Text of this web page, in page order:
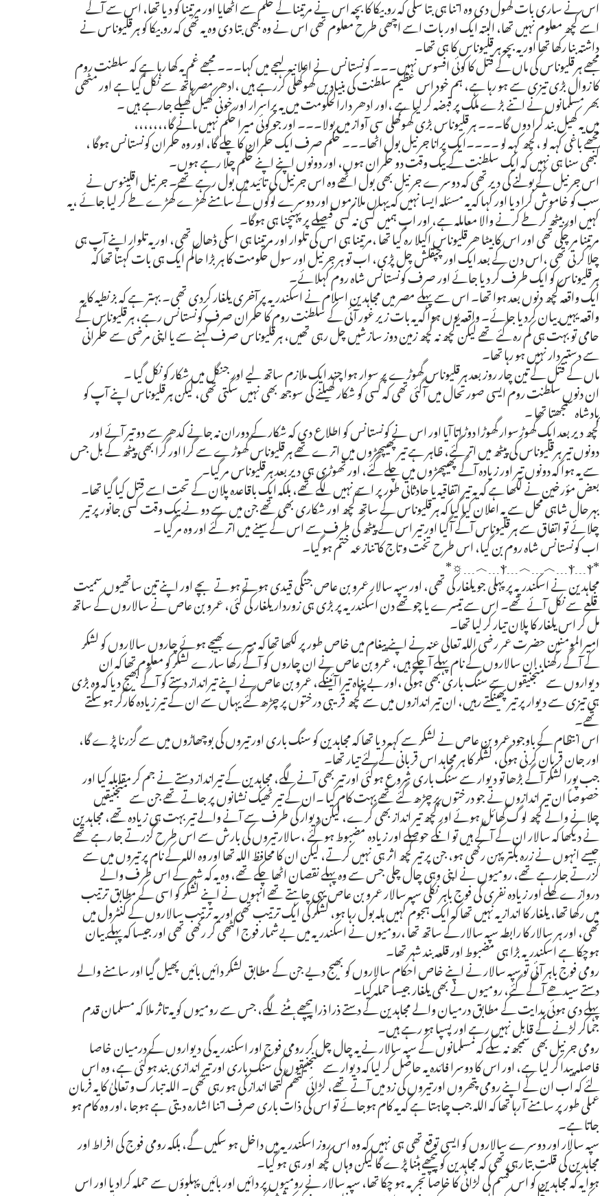
اسے کچھ معلوم نہیں تھا، البتہ ایک اور بات اسے اچھی طرح معلوم تھی اس نے وہ بھی بتا دی وہ یہ تھی کہ روبیکا کو ہرقلیوناس نے
داشتہ بنا رکھا تھا اور یہ بچہ ہرقلیوناس کا ہی تھا۔
مجھے ہرقلیوناس کی ماں کے قتل کا کوئی افسوس نہیں۔۔۔ کونستانس نے اعلانیہ لہجے میں کہا۔۔۔ مجھے غم یہ کھا رہا ہے کہ سلطنت روم
کا زوال بڑی تیزی سے ہو رہا ہے، ہم خود اس عظیم سلطنت کی بنیادیں کھوکھلی کررہے ہیں ،ادھر مصر ہاتھ سے نکل گیا ہے اور مٹھی
بھر مسلمانوں نے اتنے بڑے ملک پر قبضہ کر لیا ہے ،اور ادھر دارالحکومت میں یہ پراسرار اور خونی کھیل کھیلے جارہے ہیں ۔
میں یہ کھیل بند کرا دوں گا۔۔۔ ہرقلیوناس بڑی کھوکھلی سی آواز میں بولا۔۔۔ اور جو کوئی میرا حکم نہیں مانے گا،،،،،،،
مجھے باغی کہہ لو ،کچھ کہہ لو ۔۔۔۔ایک پرانا جرنیل بول اٹھا۔۔۔ حکم صرف ایک حکمران کا چلے گا، اور وہ حکمران کونستانس ہوگا ،
کبھی سنا ہی نہیں کہ ایک سلطنت کے بیک وقت دو حکمران ہوں، اور دونوں اپنے اپنے حکم چلا رہے ہوں۔
اس جرنیل کے بولنے کی دیر تھی کہ دوسرے جرنیل بھی بول اٹھے وہ اس جرنیل کی تائید میں بول رہے تھے۔ جرنیل اقلینوس نے
سب کو خاموش کرا دیا اور کہا کہ یہ مسئلہ ایسا نہیں کہ یہاں ملازموں اور دوسرے لوگوں کے سامنے کھڑے کھڑے طے کر لیا جائے ،یہ
کہیں اور بیٹھ کر طے کرنے والا معاملہ ہے، اور اب ہمیں کسی نہ کسی فیصلے پر پہنچنا ہی ہوگا۔
مرتینا مر چکی تھی اور اس کا بیٹا ھرقلیوناس اکیلا رہ گیا تھا ،مرتینا ہی اس کی تلوار اور مرتینا ہی اسکی ڈھال تھی، اور یہ تلوار اپنے آپ ہی
چلا کرتی تھی ،اس دن کے بعد ایک اور چپقلش چل پڑی، اب تو ہر جرنیل اور سول حکومت کا ہر بڑا حاکم ایک ہی بات کہتا تھا کہ
ہرقلیوناس کو ایک طرف کر دیا جائے اور صرف کونستانس شاہ روم کہلائے۔
ایک واقعہ کچھ دنوں بعد ہوا تھا۔ اس سے پہلے مصر میں مجاہدین اسلام نے اسکندریہ پر آخری یلغار کردی تھی۔ بہتر ہے کہ بزنطیہ کا یہ
واقعہ یہیں بیان کردیا جائے۔ واقعہ یوں ہوا کہ یہ بات زیر غور آئی کے سلطنت روم کا حکمران صرف کونستانس رہے، ہرقلیوناس کے
حامی تو بہت ہی کم رہ گئے تھے لیکن کچھ نہ کچھ زمین دوز سازشیں چل رہی تھیں، ہرقلیوناس صرف کہنے سے یا اپنی مرضی سے حکمرانی
سے دستبردار نہیں ہو رہا تھا۔
ماں کے قتل کے تین چار روز بعد ہرقلیوناس گھوڑے پر سوار ہوا چند ایک ملازم ساتھ لیے اور جنگل میں شکار کو نکل گیا ۔
ان دنوں سلطنت روم ایسی صورتحال میں آگئی تھی کہ کسی کو شکار کھیلنے کی سوجھ بھی نہیں سکتی تھی، لیکن ہرقلیوناس اپنے آپ کو
بادشاہ سمجھتا تھا ۔
کچھ دیر بعد ایک گھوڑسوار گھوڑا دوڑاتا آیا اور اس نے کونستانس کو اطلاع دی کہ شکار کے دوران نہ جانے کدھر سے دو تیر آئے اور
دونوں تیر ہرقلیوناس کی پیٹھ میں اتر گئے، ظاہر ہے تیر پھیپھڑوں میں اترے تھے ہرقلیوناس گھوڑے سے گرا اور گرا بھی پیٹھ کے بل جس
سے یہ ہوا کہ دونوں تیر اور زیادہ آگے پھیپھڑوں میں چلے گئے، اور تھوڑی ہی دیر بعد ہرقلیوناس مر گیا۔
بعض مؤرخین نے لکھا ہے کہ یہ تیر اتفاقیہ یا حادثاتی طور پر اسے نہیں لگے تھے، بلکہ ایک باقاعدہ پلان کے تحت اسے قتل کیا گیا تھا۔
بہرحال شاہی محل سے یہ اعلان کیا گیا کہ ہرقلیوناس کے ساتھ کچھ اور شکاری بھی تھے جن میں سے دو نے بیک وقت کسی جانور پر تیر
چلائے تو اتفاق سے ہرقلیوناس آگے آگیا اور تیر اس کے پیٹھ کی طرف سے اس کے سینے میں اتر گئے اور وہ مر گیا ۔
اب کونستانس شاہ روم بن گیا، اس طرح تخت و تاج کا تنازعہ ختم ہو گیا۔
*ⲯ﹍︿﹍︿﹍ⲯ﹍ⲯ﹍︿﹍☼*
مجاہدین نے اسکندریہ پر پہلی جو یلغار کی تھی، اور سپہ سالار عمرو بن عاص جنگی قیدی ہوتے ہوتے بچے اور اپنے تین ساتھیوں سمیت
قلعے سے نکل آئے تھے۔ اس سے تیسرے یا چوتھے دن اسکندریہ پر بڑی ہی زوردار یلغار کی گئی، عمرو بن عاص نے سالاروں کے ساتھ
مل کر اس یلغار کا پلان تیار کر لیا تھا۔
امیرالمومنین حضرت عمر رضی اللہ تعالی عنہ نے اپنے پیغام میں خاص طور پر لکھا تھا کہ میرے بھیجے ہوئے چاروں سالاروں کو لشکر
کے آگے رکھنا، ان سالاروں کے نام پہلے آچکے ہیں، عمرو بن عاص نے ان چاروں کو آگے رکھا سارے لشکر کو معلوم تھا کہ ان
دیواروں سے منجنیقوں سے سنگ باری بھی ہوگی ،اور بے پناہ تیرا آئینگے، عمرو بن عاص نے اپنے تیرانداز دستے کو آگے بھیج دیا کہ وہ بڑی
ہی تیزی سے دیوار پر تیر پھینکتے رہیں، ان تیر اندازوں میں سے کچھ قریبی درختوں پر چڑھ گئے یہاں سے ان کے تیر زیادہ کارگر ہو سکتے
تھے۔
اس انتظام کے باوجود عمرو بن عاص نے لشکر سے کہہ دیا تھا کہ مجاہدین کو سنگ باری اور تیروں کی بوچھاڑوں میں سے گزرنا پڑے گا،
اور جان قربان کرنی ہوگی، لشکر کا ہر مجاہد اس قربانی کے لئے تیار تھا۔
جب پورا لشکر آگے بڑھا تو دیوار سے سنگ باری شروع ہوگئی اور تیر بھی آنے لگے، مجاہدین کے تیرانداز دستے نے جم کر مقابلہ کیا اور
خصوصاً ان تیر اندازوں نے جو درختوں پر چڑھ گئے تھے بہت کام کیا ۔ان کے تیر ٹھیک نشانوں پر جاتے تھے جن سے منجنیقیں
چلانے والے کچھ لوگ گھائل ہوئے اور کچھ تیر انداز بھی گرے، لیکن دیوار کی طرف سے آنے والے تیر بہت ہی زیادہ تھے، مجاہدین
نے دیکھا کہ سالار ان کے آگے ہیں تو انکے حوصلے اور زیادہ مضبوط ہو گئے ،سالار تیروں کی بارش سے اس طرح گزرتے جا رہے تھے
جیسے انہوں نے زرہ بکتر پہن رکھی ہو، جن پر تیر کچھ اثر ہی نہیں کرتے، لیکن ان کا محافظ اللہ تھا اور وہ اللہ کے نام پر تیروں میں سے
گزرتے جا رہے تھے، رومیوں نے اپنی وہی چال چلی جس سے وہ پہلے نقصان اٹھا چکے تھے، وہ یہ کہ شہر کے اس طرف والے
دروازے کھلے اور زیادہ نفری کی فوج باہر نکلی سپہ سالار عمرو بن عاص یہی چاہتے تھے انہوں نے اپنے لشکر کو اسی کے مطابق ترتیب
میں رکھا تھا، یلغار کا انداز یہ نہیں تھا کہ ایک ہجوم کہیں ہلہ بول رہا ہو، لشکر کی ایک ترتیب تھی اور یہ ترتیب سالاروں کے کنٹرول میں
تھی، اور ہر سالار کا رابطہ سپہ سالار کے ساتھ تھا ،رومیوں نے اسکندریہ میں بےشمار فوج اکٹھی کر رکھی تھی اور جیسا کہ پہلے بیان
ہوچکا ہے اسکندریہ بڑا ہی مضبوط اور قلعہ بند شہر تھا۔
رومی فوج باہر آئی تو سپہ سالار نے اپنے خاص احکام سالاروں کو بھیج دیے جن کے مطابق لشکر دائیں بائیں پھیل گیا اور سامنے والے
دستے سیدھے آگے گئے، رومیوں نے بھی یلغار جیسا حملہ کیا۔
پہلے دی ہوئی ہدایت کے مطابق درمیان والے مجاہدین کے دستے ذرا ذرا پیچھے ہٹنے لگے، جس سے رومیوں کو یہ تاثر ملا کہ مسلمان قدم
جماکر لڑنے کے قابل نہیں رہے اور پسپا ہو رہے ہیں۔
رومی جرنیل بھی سمجھ نہ سکے کہ مسلمانوں کے سپہ سالار نے یہ چال چل کر رومی فوج اور اسکندریہ کی دیواروں کے درمیان خاصا
فاصلہ پیدا کر لیا ہے، اور اس کا دوسرا فائدہ یہ حاصل کر لیا کہ دیوار سے منجنیقوں کی سنگ باری اور تیر اندازی بند ہوگئی ہے، وہ اس
لئے کہ اب ان کے اپنے رومی پتھروں اورتیروں کی زد میں آتے تھے، لڑائی گتھم گتھا انداز کی ہو رہی تھی۔ اللہ تبارک و تعالیٰ کا یہ فرمان
عملی طور پر سامنے آ رہا تھا کہ اللہ جب چاہتا ہے کہ یہ کام ہوجائے تو اس کی ذات باری صرف اتنا اشارہ دیتی ہے ہوجا ،اور وہ کام ہو
جاتا ہے۔
سپہ سالار اور دوسرے سالاروں کو ایسی توقع تھی ہی نہیں کہ وہ اس روز اسکندریہ میں داخل ہو سکیں گے، بلکہ رومی فوج کی افراط اور
مجاہدین کی قلت بتا رہی تھی کہ مجاہدین کو پیچھے ہٹنا پڑے گا لیکن وہاں کچھ اور ہی ہو گیا۔
ہوا یہ کہ مجاہدین کو اس قسم کی لڑائی کا خاصا تجربہ ہو چکا تھا، سپہ سالار نے رومیوں پر دائیں اور بائیں پہلوؤں سے حملہ کرادیا اور اس